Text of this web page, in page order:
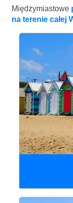
Międzymiastowe
na terenie całej